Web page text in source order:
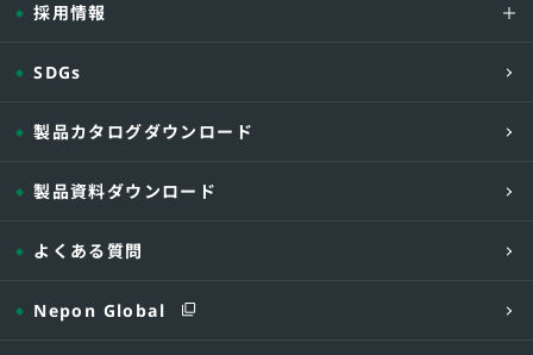
採用情報
SDGs
製品カタログダウンロード
製品資料ダウンロード
よくある質問
Nepon Global